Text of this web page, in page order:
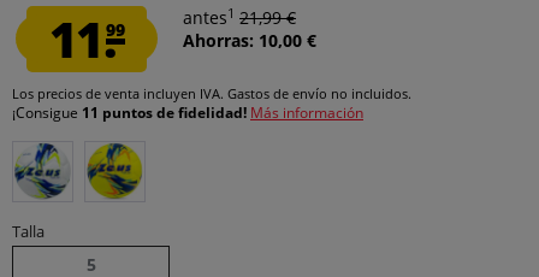
11.99
antes1 21,99 €
Ahorras: 10,00 €
Los precios de venta incluyen IVA. Gastos de envío no incluidos.
¡Consigue 11 puntos de fidelidad! Más información
Talla
5